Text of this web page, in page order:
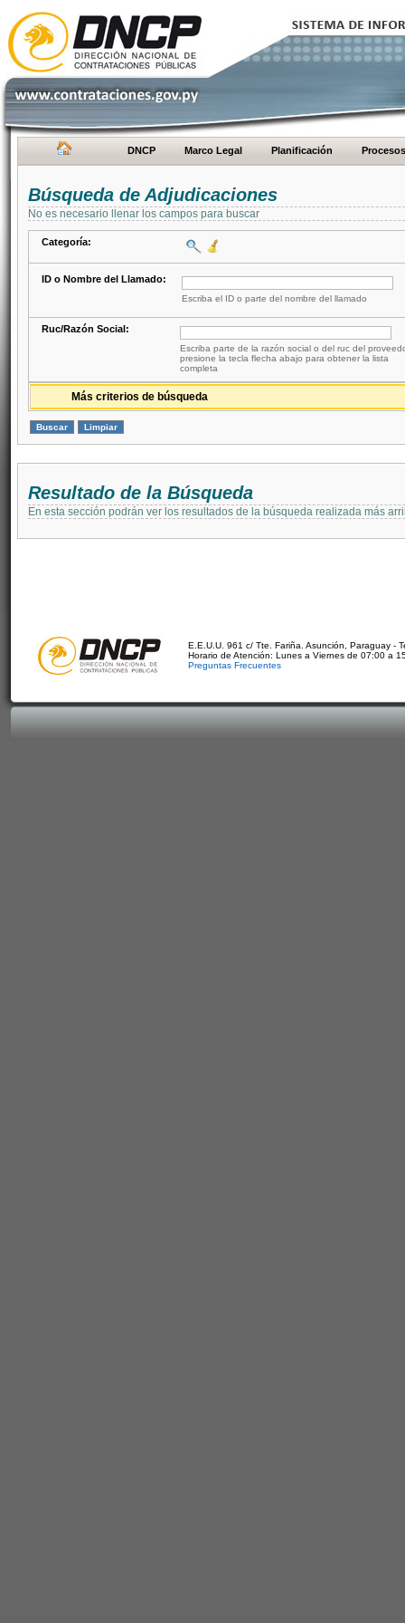
DNCP Marco Legal Planificación Procesos
Búsqueda de Adjudicaciones
No es necesario llenar los campos para buscar
Categoría:
ID o Nombre del Llamado:
Escriba el ID o parte del nombre del llamado
Ruc/Razón Social:
Escriba parte de la razón social o del ruc del
presione la tecla flecha abajo para obtener la lista
completa
Más criterios de búsqueda
Resultado de la Búsqueda
En esta sección podrán ver los resultados de la búsqueda realizada más
E.E.U.U. 961 c/ Tte. Fariña. Asunción, Paraguay -
Horario de Atención: Lunes a Viernes de 07:00 a
Preguntas Frecuentes